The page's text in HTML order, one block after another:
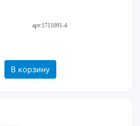
арт:1711091-4
В корзину